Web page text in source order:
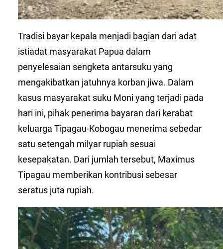
Tradisi bayar kepala menjadi bagian dari adat
istiadat masyarakat Papua dalam
penyelesaian sengketa antarsuku yang
mengakibatkan jatuhnya korban jiwa. Dalam
kasus masyarakat suku Moni yang terjadi pada
hari ini, pihak penerima bayaran dari kerabat
keluarga Tipagau-Kobogau menerima sebedar
satu setengah milyar rupiah sesuai
kesepakatan. Dari jumlah tersebut, Maximus
Tipagau memberikan kontribusi sebesar
seratus juta rupiah.